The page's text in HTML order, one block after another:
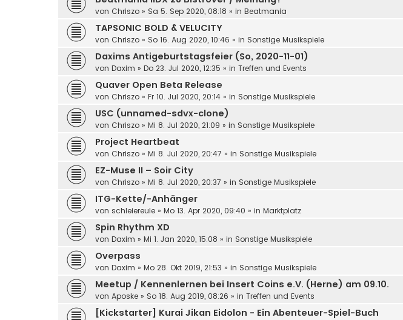
von Chriszo » Sa 5. Sep 2020, 08:18 » in Beatmania
TAPSONIC BOLD & VELUCITY
von Chriszo » So 16. Aug 2020, 10:46 » in Sonstige Musikspiele
Daxims Antigeburtstagsfeier (So, 2020-11-01)
von Daxim » Do 23. Jul 2020, 12:35 » in Treffen und Events
Quaver Open Beta Release
von Chriszo » Fr 10. Jul 2020, 20:14 » in Sonstige Musikspiele
USC (unnamed-sdvx-clone)
von Chriszo » Mi 8. Jul 2020, 21:09 » in Sonstige Musikspiele
Project Heartbeat
von Chriszo » Mi 8. Jul 2020, 20:47 » in Sonstige Musikspiele
EZ-Muse II – Soir City
von Chriszo » Mi 8. Jul 2020, 20:37 » in Sonstige Musikspiele
ITG-Kette/-Anhänger
von schleiereule » Mo 13. Apr 2020, 09:40 » in Marktplatz
Spin Rhythm XD
von Daxim » Mi 1. Jan 2020, 15:08 » in Sonstige Musikspiele
Overpass
von Daxim » Mo 28. Okt 2019, 21:53 » in Sonstige Musikspiele
Meetup / Kennenlernen bei Insert Coins e.V. (Herne) am 09.10.
von Aposke » So 18. Aug 2019, 08:26 » in Treffen und Events
[Kickstarter] Kurai Jikan Eidolon - Ein Abenteuer-Spiel-Buch